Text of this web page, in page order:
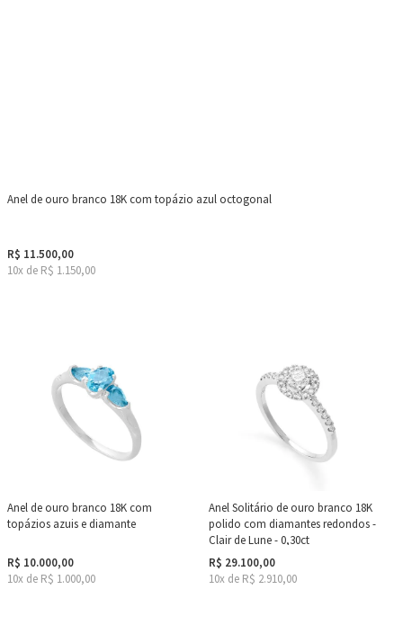
Anel de ouro branco 18K com topázio azul octogonal
R$ 11.500,00
10x de R$ 1.150,00
Anel de ouro branco 18K com
topázios azuis e diamante
R$ 10.000,00
10x de R$ 1.000,00
Anel Solitário de ouro branco 18K
polido com diamantes redondos -
Clair de Lune - 0,30ct
R$ 29.100,00
10x de R$ 2.910,00